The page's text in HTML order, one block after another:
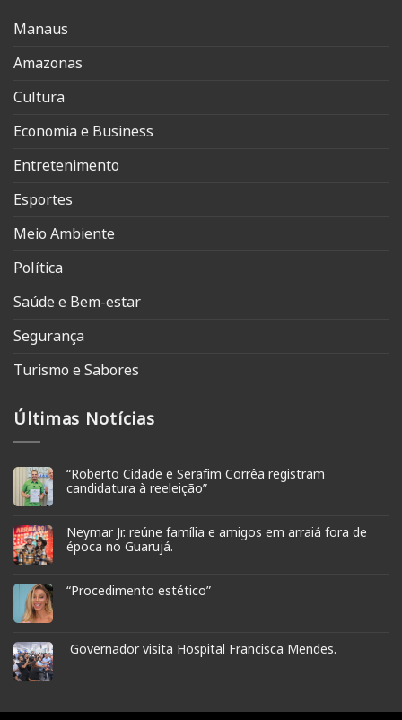
Manaus
Amazonas
Cultura
Economia e Business
Entretenimento
Esportes
Meio Ambiente
Política
Saúde e Bem-estar
Segurança
Turismo e Sabores
Últimas Notícias
“Roberto Cidade e Serafim Corrêa registram
candidatura à reeleição”
Neymar Jr. reúne família e amigos em arraiá fora de
época no Guarujá.
“Procedimento estético”
Governador visita Hospital Francisca Mendes.